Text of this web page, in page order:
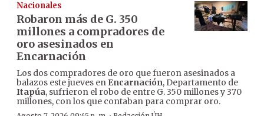
Nacionales
Robaron más de G. 350
millones a compradores de
oro asesinados en
Encarnación
Los dos compradores de oro que fueron asesinados a
balazos este jueves en Encarnación, Departamento de
Itapúa, sufrieron el robo de entre G. 350 millones y 370
millones, con los que contaban para comprar oro.